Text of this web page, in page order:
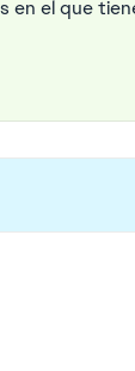
en el que